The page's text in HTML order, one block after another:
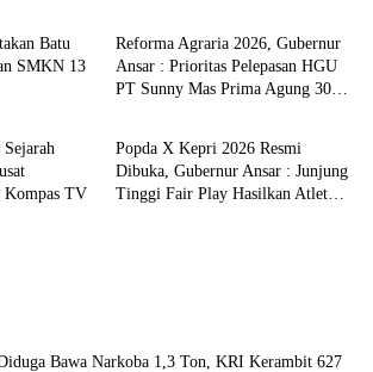
Batu
SMKN 13
Reforma Agraria 2026, Gubernur
Ansar : Prioritas Pelepasan HGU
PT Sunny Mas Prima Agung 3000
Kompas TV
Kepulauan Riau
Popda X Kepri 2026 Resmi
Dibuka, Gubernur Ansar : Junjung
Tinggi Fair Play Hasilkan Atlet
Bawa Narkoba 1,3 Ton, KRI Kerambit 627